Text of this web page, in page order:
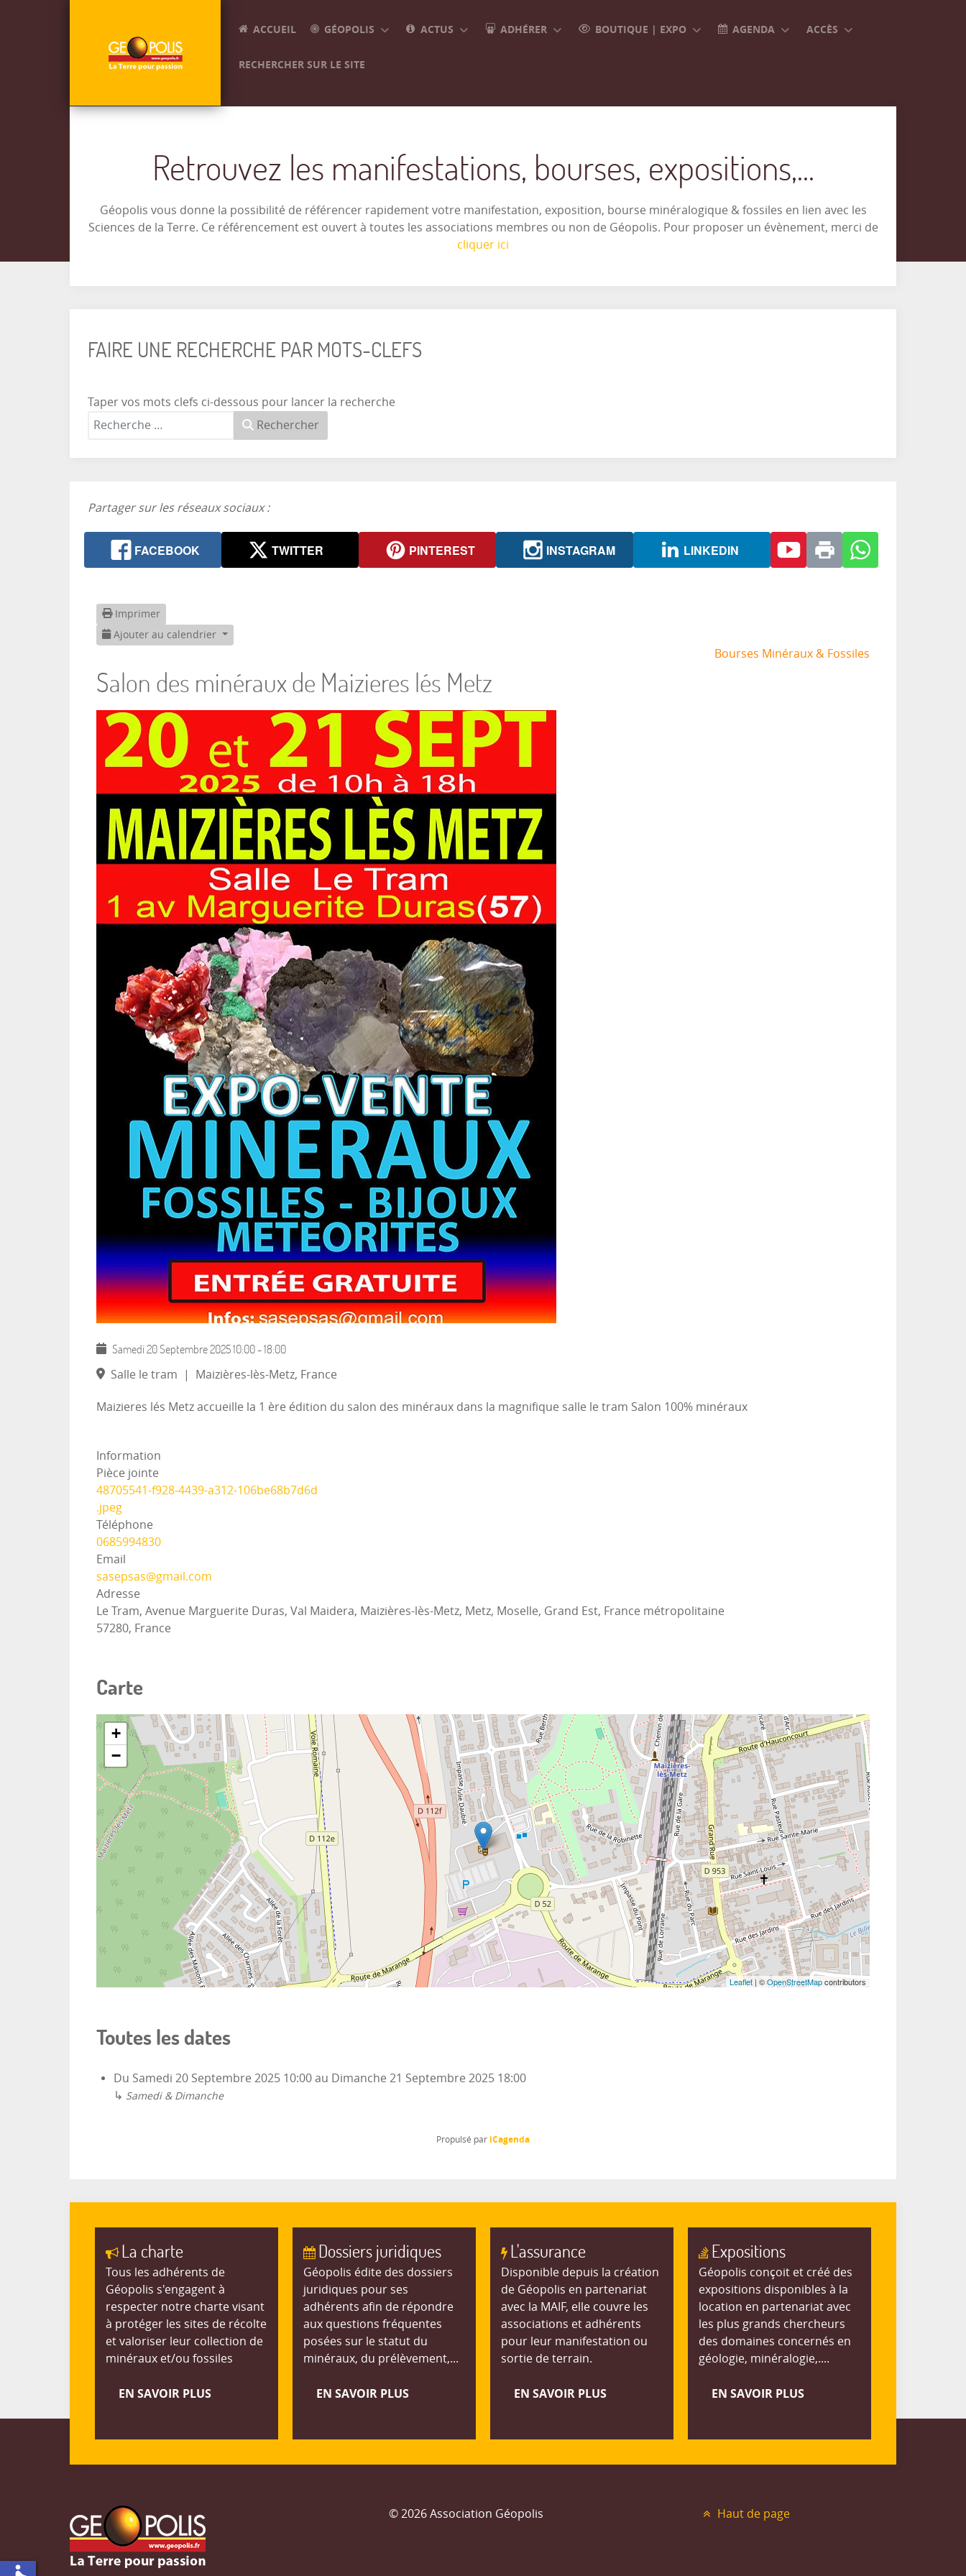
ACCUEIL GÉOPOLIS ACTUS ADHÉRER BOUTIQUE | EXPO AGENDA ACCÈS
RECHERCHER SUR LE SITE
Retrouvez les manifestations, bourses, expositions,...
Géopolis vous donne la possibilité de référencer rapidement votre manifestation, exposition, bourse minéralogique & fossiles en lien avec les
Sciences de la Terre. Ce référencement est ouvert à toutes les associations membres ou non de Géopolis. Pour proposer un évènement, merci de
cliquer ici
FAIRE UNE RECHERCHE PAR MOTS-CLEFS
Taper vos mots clefs ci-dessous pour lancer la recherche
Rechercher
Partager sur les réseaux sociaux :
FACEBOOK TWITTER PINTEREST INSTAGRAM LINKEDIN
Imprimer
Ajouter au calendrier
Salon des minéraux de Maizieres lés Metz
Bourses Minéraux & Fossiles
Samedi 20 Septembre 202510:00 -18:00
Salle le tram | Maizières-lès-Metz, France
Maizieres lés Metz accueille la 1 ère édition du salon des minéraux dans la magnifique salle le tram Salon 100% minéraux
Information
Pièce jointe
48705541-f928-4439-a312-106be68b7d6d
.jpeg
Téléphone
0685994830
Email
sasepsas@gmail.com
Adresse
Le Tram, Avenue Marguerite Duras, Val Maidera, Maizières-lès-Metz, Metz, Moselle, Grand Est, France métropolitaine
57280, France
Carte
+
−
Leaflet | ©OpenStreetMapcontributors
Toutes les dates
Du Samedi 20 Septembre 2025 10:00 au Dimanche 21 Septembre 2025 18:00
↳ Samedi & Dimanche
Propulsé par iCagenda
La charte
Tous les adhérents de
Géopolis s'engagent à
respecter notre charte visant
à protéger les sites de récolte
et valoriser leur collection de
minéraux et/ou fossiles
EN SAVOIR PLUS
Dossiers juridiques
Géopolis édite des dossiers
juridiques pour ses
adhérents afin de répondre
aux questions fréquentes
posées sur le statut du
minéraux, du prélèvement,...
EN SAVOIR PLUS
L'assurance
Disponible depuis la création
de Géopolis en partenariat
avec la MAIF, elle couvre les
associations et adhérents
pour leur manifestation ou
sortie de terrain.
EN SAVOIR PLUS
Expositions
Géopolis conçoit et créé des
expositions disponibles à la
location en partenariat avec
les plus grands chercheurs
des domaines concernés en
géologie, minéralogie,....
EN SAVOIR PLUS
© 2026 Association Géopolis Haut de page